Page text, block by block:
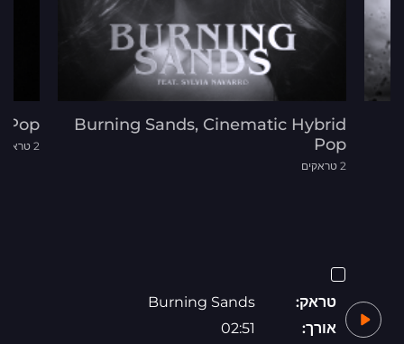
Burning Sands, Cinematic Hybrid
Pop
2 טראקים
Pop
2 טראקים
טראק:
Burning Sands
אורך:
02:51